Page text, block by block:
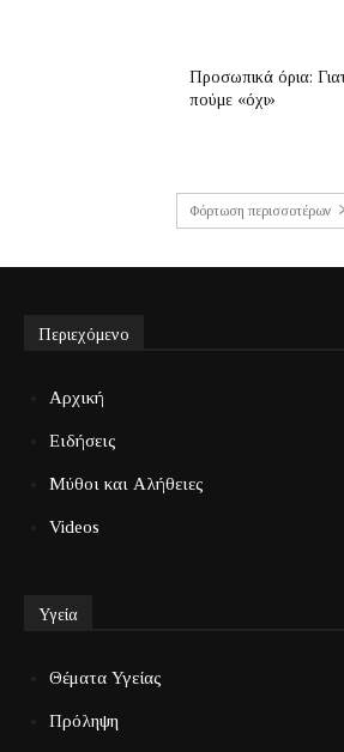
Προσωπικά όρια:
πούμε «όχι»
Φόρτωση περισσοτέρων
Περιεχόμενο
Αρχική
Ειδήσεις
Μύθοι και Αλήθειες
Videos
Υγεία
Θέματα Υγείας
Πρόληψη